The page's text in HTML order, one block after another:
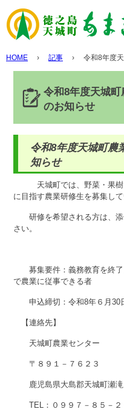
HOME › 記事 › 令和8年度
令和8年度天城
のお知らせ
令和8年度天城町農
知らせ
天城町では、野菜・果樹
に目指す農業研修生を募集して
研修を希望される方は、添
さい。
募集要件：義務教育を終了
で農業に従事できる者
申込締切：令和8年６月30
【連絡先】
天城町農業センター
〒８９１－７６２３
鹿児島県大島郡天城町瀬滝
TEL：０９９７－８５－２